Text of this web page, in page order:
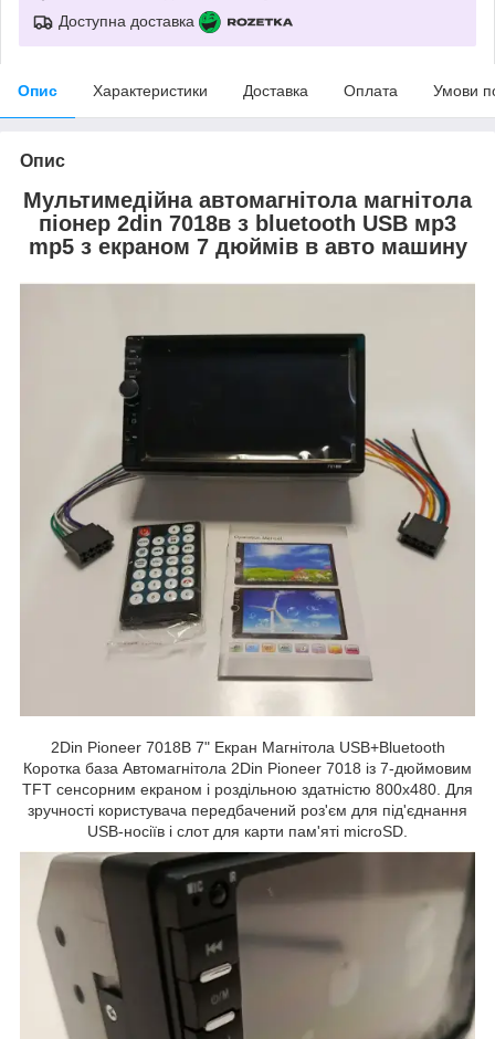
Доступна доставка
Опис Характеристики Доставка Оплата Умови
Опис
Мультимедійна автомагнітола магнітола
піонер 2din 7018в з bluetooth USB мр3
mp5 з екраном 7 дюймів в авто машину
2Din Pioneer 7018B 7" Екран Магнітола USB+Bluetooth
Коротка база Автомагнітола 2Din Pioneer 7018 із 7-дюймовим
TFT сенсорним екраном і роздільною здатністю 800х480. Для
зручності користувача передбачений роз'єм для під'єднання
USB-носіїв і слот для карти пам'яті microSD.